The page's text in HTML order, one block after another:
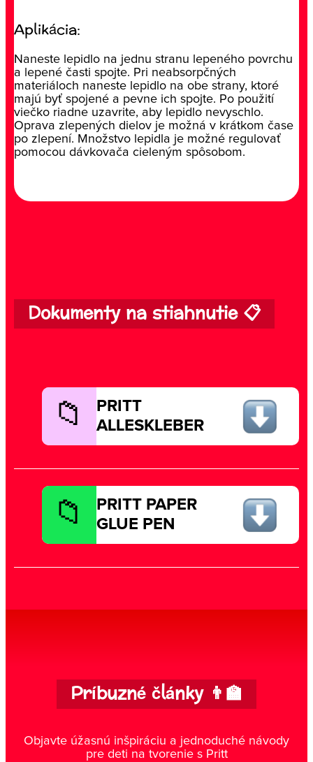
Aplikácia:
Naneste lepidlo na jednu stranu lepeného povrchu
a lepené časti spojte. Pri neabsorpčných
materiáloch naneste lepidlo na obe strany, ktoré
majú byť spojené a pevne ich spojte. Po použití
viečko riadne uzavrite, aby lepidlo nevyschlo.
Oprava zlepených dielov je možná v krátkom čase
po zlepení. Množstvo lepidla je možné regulovať
pomocou dávkovača cieleným spôsobom.
Dokumenty na stiahnutie 📋
PRITT
ALLESKLEBER
PRITT PAPER
GLUE PEN
Príbuzné články 👨‍🏫
Objavte úžasnú inšpiráciu a jednoduché návody
pre deti na tvorenie s Pritt